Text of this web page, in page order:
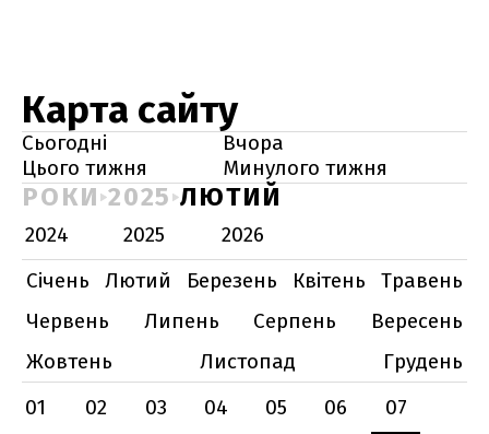
Карта сайту
Сьогодні
Вчора
Цього тижня
Минулого тижня
РОКИ 2025 ЛЮТИЙ
2024 2025
2026
Січень
Лютий Березень Квітень
Травень
Червень
Липень Серпень
Вересень
Жовтень
Листопад
Грудень
01
02 03 04 05 06
07